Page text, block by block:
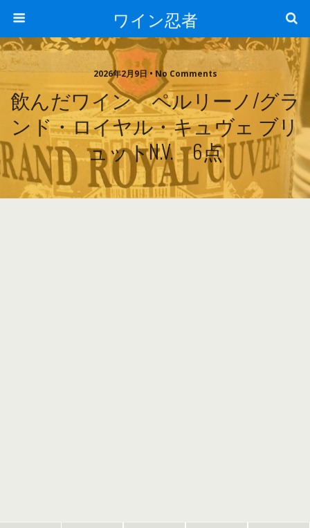
ワイン忍者
2026年2月9日 • No Comments
飲んだワイン ペルリーノ/グラ
ンド・ロイヤル・キュヴェ ブリ
ュットN.V. 6点